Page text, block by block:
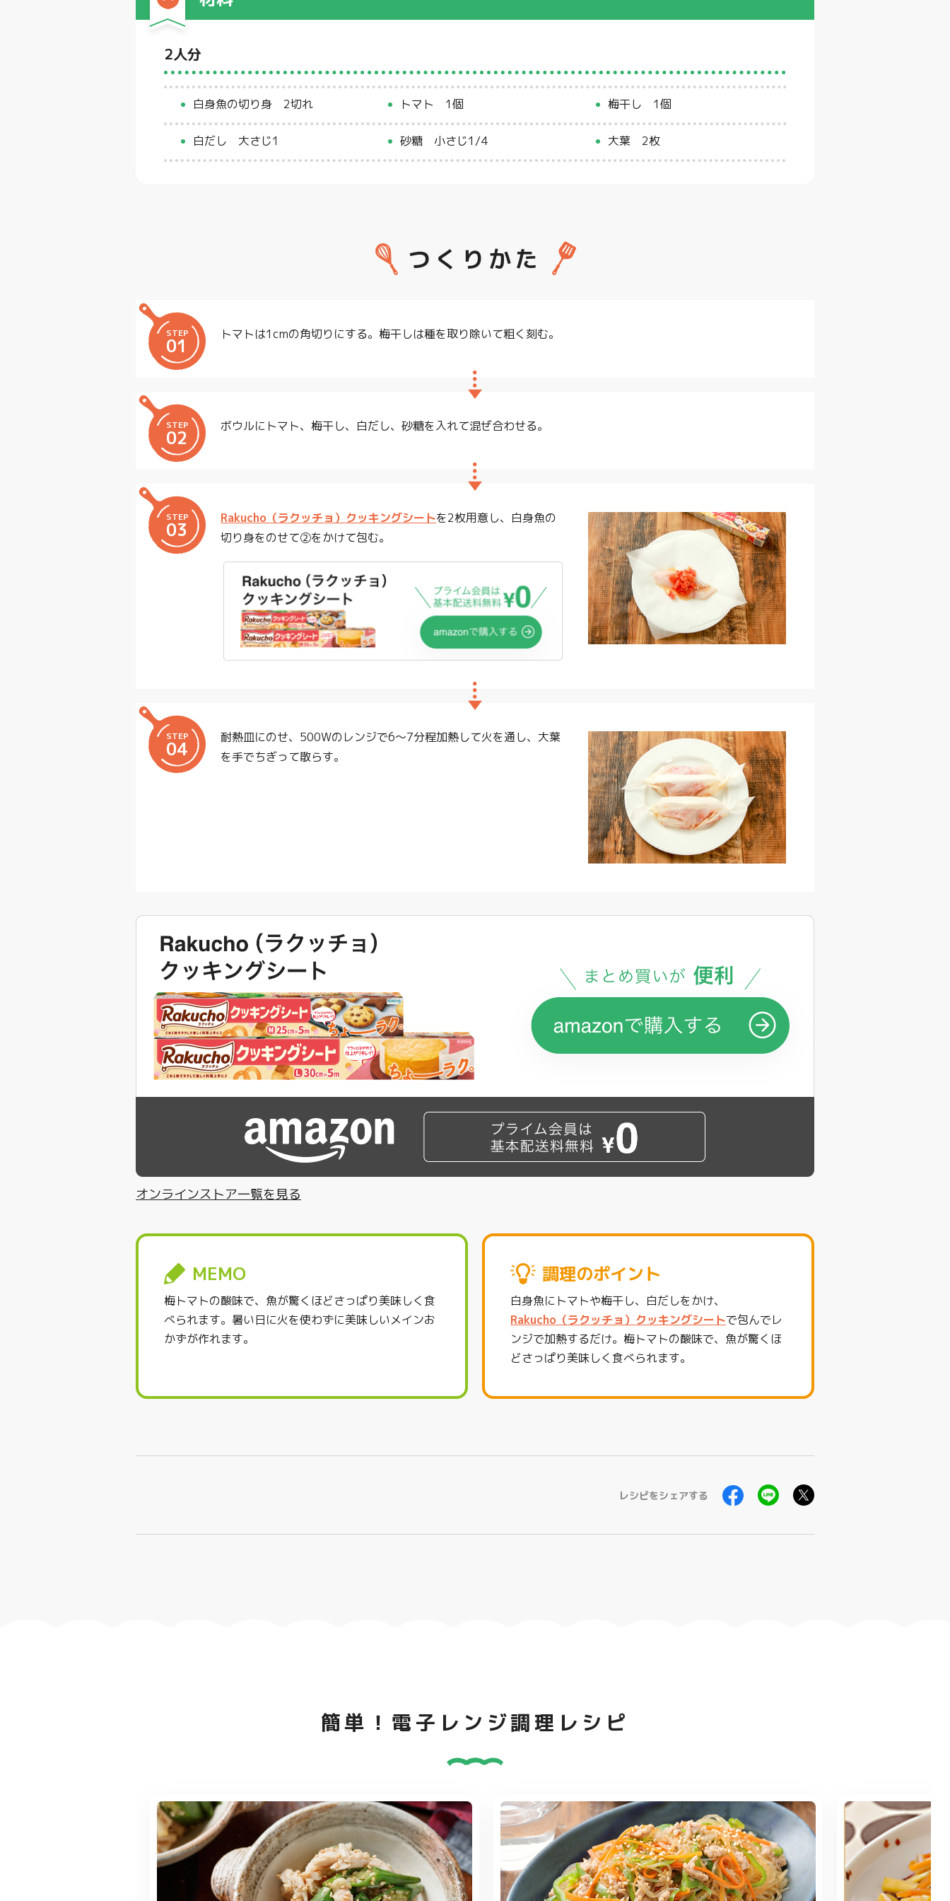
2人分
白身魚の切り身 2切れ トマト 1個 梅干し 1個
白だし 大さじ1 砂糖 小さじ1/4 大葉 2枚
つくりかた
STEP
01 トマトは1cmの角切りにする。梅干しは種を取り除いて粗く刻む。
STEP
02 ボウルにトマト、梅干し、白だし、砂糖を入れて混ぜ合わせる。
STEP
03 Rakucho（ラクッチョ）クッキングシートを2枚用意し、白身魚の
切り身をのせて②をかけて包む。
STEP
04
耐熱皿にのせ、500Wのレンジで6〜7分程加熱して火を通し、大葉
を手でちぎって散らす。
オンラインストア一覧を見る
MEMO
梅トマトの酸味で、魚が驚くほどさっぱり美味しく食
べられます。暑い日に火を使わずに美味しいメインお
かずが作れます。
調理のポイント
白身魚にトマトや梅干し、白だしをかけ、
Rakucho（ラクッチョ）クッキングシートで包んでレ
ンジで加熱するだけ。梅トマトの酸味で、魚が驚くほ
どさっぱり美味しく食べられます。
レシピをシェアする
簡単！電子レンジ調理レシピ